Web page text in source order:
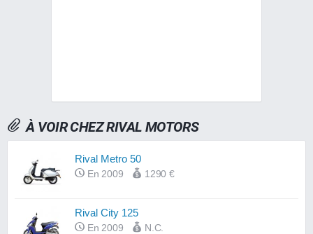
À VOIR CHEZ RIVAL MOTORS
Rival Metro 50
En 2009 1290 €
Rival City 125
En 2009 N.C.